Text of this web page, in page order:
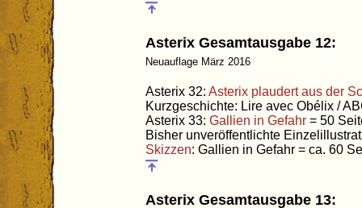
Asterix Gesamtausgabe 12:
Neuauflage März 2016
Asterix 32: Asterix plaudert aus der
Kurzgeschichte: Lire avec Obélix /
Asterix 33: Gallien in Gefahr = 50
Bisher unveröffentlichte
Skizzen: Gallien in Gefahr = ca. 60
Asterix Gesamtausgabe 13: